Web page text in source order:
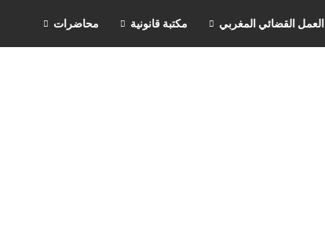
العمل القضائي المغربي مكتبة قانونية محاضرات